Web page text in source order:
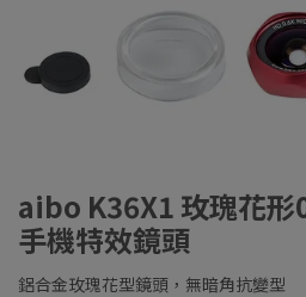
aibo K36X1 玫瑰花形
手機特效鏡頭
鋁合金玫瑰花型鏡頭，無暗角抗變型